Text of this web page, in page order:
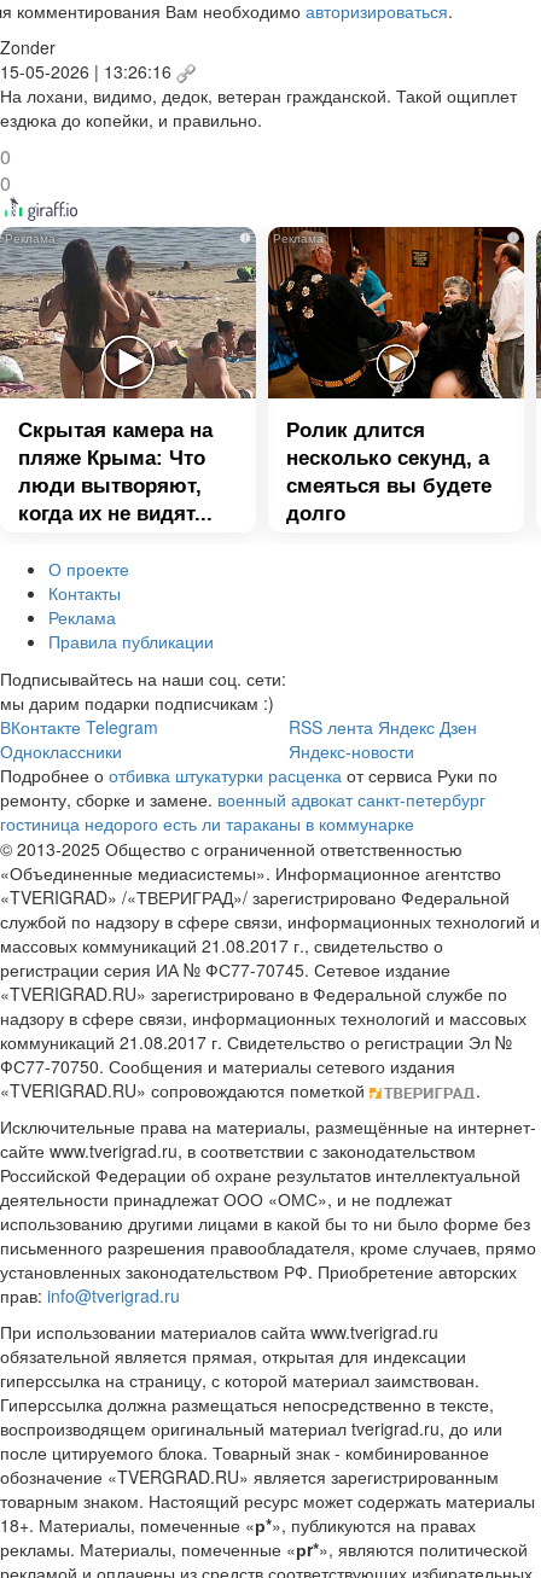
комментирования Вам необходимо авторизироваться.
Zonder
15-05-2026 | 13:26:16
На лохани, видимо, дедок, ветеран гражданской. Такой ощиплет
ездюка до копейки, и правильно.
0
0
i
Скрытая камера на
пляже Крыма: Что
люди вытворяют,
когда их не видят...
i
Ролик длится
несколько секунд, а
смеяться вы будете
долго
О проекте
Контакты
Реклама
Правила публикации
Подписывайтесь на наши соц. сети:
мы дарим подарки подписчикам :)
ВКонтакте Telegram
Одноклассники
RSS лента Яндекс Дзен
Яндекс-новости
Подробнее о отбивка штукатурки расценка от сервиса Руки по
ремонту, сборке и замене. военный адвокат санкт-петербург
гостиница недорого есть ли тараканы в коммунарке
© 2013-2025 Общество с ограниченной ответственностью
«Объединенные медиасистемы». Информационное агентство
«TVERIGRAD» /«ТВЕРИГРАД»/ зарегистрировано Федеральной
службой по надзору в сфере связи, информационных технологий и
массовых коммуникаций 21.08.2017 г., свидетельство о
регистрации серия ИА № ФС77-70745. Сетевое издание
«TVERIGRAD.RU» зарегистрировано в Федеральной службе по
надзору в сфере связи, информационных технологий и массовых
коммуникаций 21.08.2017 г. Свидетельство о регистрации Эл №
ФС77-70750. Сообщения и материалы сетевого издания
«TVERIGRAD.RU» сопровождаются пометкой
.
Исключительные права на материалы, размещённые на интернет-
сайте www.tverigrad.ru, в соответствии с законодательством
Российской Федерации об охране результатов интеллектуальной
деятельности принадлежат ООО «ОМС», и не подлежат
использованию другими лицами в какой бы то ни было форме без
письменного разрешения правообладателя, кроме случаев, прямо
установленных законодательством РФ. Приобретение авторских
прав: info@tverigrad.ru
При использовании материалов сайта www.tverigrad.ru
обязательной является прямая, открытая для индексации
гиперссылка на страницу, с которой материал заимствован.
Гиперссылка должна размещаться непосредственно в тексте,
воспроизводящем оригинальный материал tverigrad.ru, до или
после цитируемого блока. Товарный знак - комбинированное
обозначение «TVERGRAD.RU» является зарегистрированным
товарным знаком. Настоящий ресурс может содержать материалы
18+. Материалы, помеченные «р*», публикуются на правах
рекламы. Материалы, помеченные «рr*», являются политической